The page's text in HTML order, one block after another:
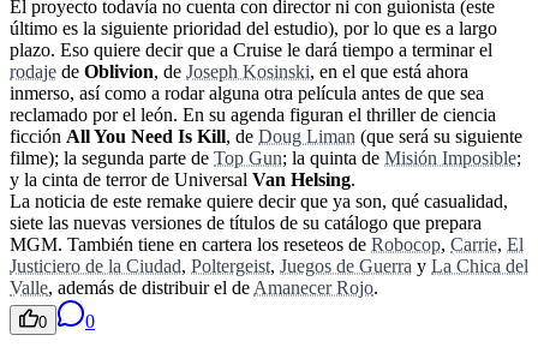
El proyecto todavía no cuenta con director ni con guionista (este
último es la siguiente prioridad del estudio), por lo que es a largo
plazo. Eso quiere decir que a Cruise le dará tiempo a terminar el
rodaje de Oblivion, de Joseph Kosinski, en el que está ahora
inmerso, así como a rodar alguna otra película antes de que sea
reclamado por el león. En su agenda figuran el thriller de ciencia
ficción All You Need Is Kill, de Doug Liman (que será su siguiente
filme); la segunda parte de Top Gun; la quinta de Misión Imposible;
y la cinta de terror de Universal Van Helsing.
La noticia de este remake quiere decir que ya son, qué casualidad,
siete las nuevas versiones de títulos de su catálogo que prepara
MGM. También tiene en cartera los reseteos de Robocop, Carrie, El
Justiciero de la Ciudad, Poltergeist, Juegos de Guerra y La Chica del
Valle, además de distribuir el de Amanecer Rojo.
0 0